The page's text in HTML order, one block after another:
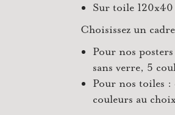
Sur toile
Choisissez un
Pour nos
sans verre, 5
Pour nos toiles :
couleurs au